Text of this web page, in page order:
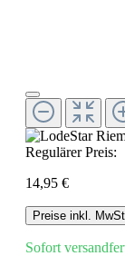
Regulärer Preis:
14,95 €
Preise inkl.
Sofort